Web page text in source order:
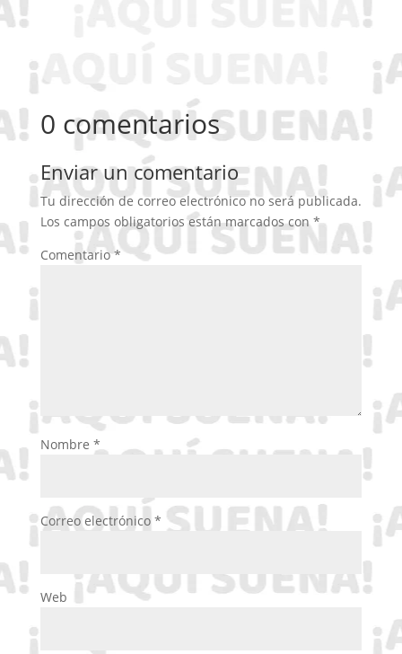
0 comentarios
Enviar un comentario
Tu dirección de correo electrónico no será publicada.
Los campos obligatorios están marcados con *
Comentario*
Nombre *
Correo electrónico *
Web